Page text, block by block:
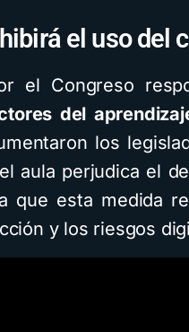
el uso del
el Congreso
del
los
aula perjudica el
que esta medida
y los riesgos